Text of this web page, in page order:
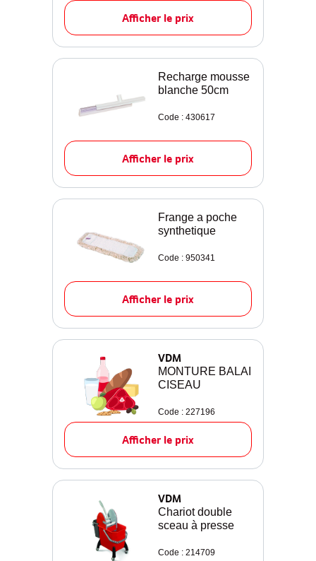
Afficher le prix
Recharge mousse
blanche 50cm
Code : 430617
Afficher le prix
Frange a poche
synthetique
Code : 950341
Afficher le prix
VDM
MONTURE BALAI
CISEAU
Code : 227196
Afficher le prix
VDM
Chariot double
sceau à presse
Code : 214709